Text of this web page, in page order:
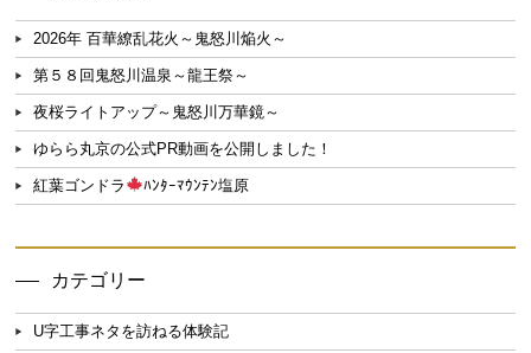
2026年 百華繚乱花火～鬼怒川焔火～
第５８回鬼怒川温泉～龍王祭～
夜桜ライトアップ～鬼怒川万華鏡～
ゆらら丸京の公式PR動画を公開しました！
紅葉ゴンドラ ﾊﾝﾀｰﾏｳﾝﾃﾝ塩原
カテゴリー
U字工事ネタを訪ねる体験記